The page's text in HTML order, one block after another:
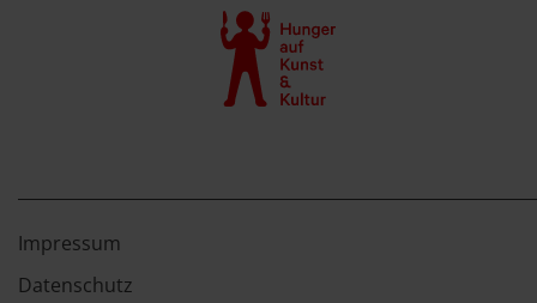
Impressum
Datenschutz